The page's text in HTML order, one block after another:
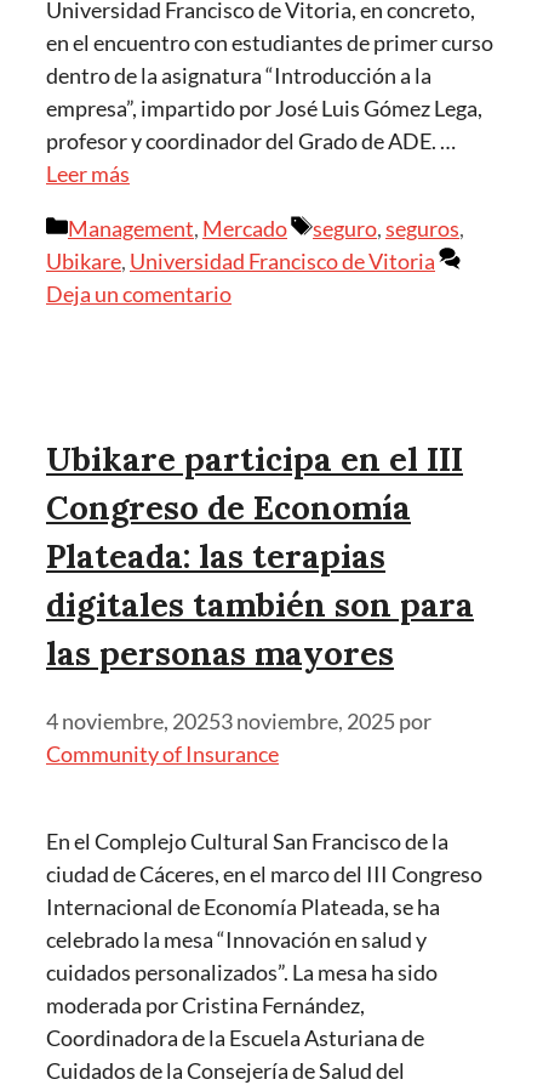
Universidad Francisco de Vitoria, en concreto,
en el encuentro con estudiantes de primer curso
dentro de la asignatura “Introducción a la
empresa”, impartido por José Luis Gómez Lega,
profesor y coordinador del Grado de ADE. …
Leer más
Management, Mercado seguro,seguros,
Ubikare, Universidad Francisco de Vitoria
Deja un comentario
Ubikare participa en el III
Congreso de Economía
Plateada: las terapias
digitales también son para
las personas mayores
4 noviembre, 20253 noviembre, 2025por
Community of Insurance
En el Complejo Cultural San Francisco de la
ciudad de Cáceres, en el marco del III Congreso
Internacional de Economía Plateada, se ha
celebrado la mesa “Innovación en salud y
cuidados personalizados”. La mesa ha sido
moderada por Cristina Fernández,
Coordinadora de la Escuela Asturiana de
Cuidados de la Consejería de Salud del